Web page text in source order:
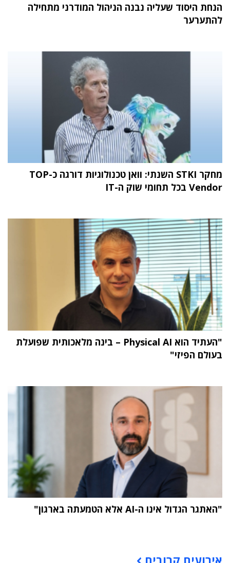
הנחת היסוד שעליה נבנה הניהול המודרני מתחילה
להתערער
מחקר STKI השנתי: וואן טכנולוגיות דורגה כ-TOP
Vendor בכל תחומי שוק ה-IT
"העתיד הוא Physical AI – בינה מלאכותית שפועלת
בעולם הפיזי"
"האתגר הגדול אינו ה-AI אלא הטמעתה בארגון"
אירועים קרובים